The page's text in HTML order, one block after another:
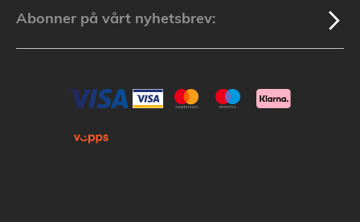
Abonner på vårt nyhetsbrev: